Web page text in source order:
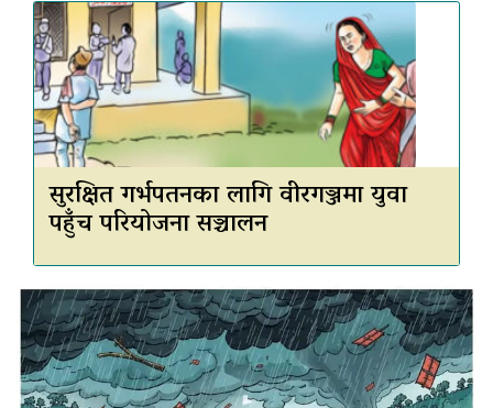
सुरक्षित गर्भपतनका लागि वीरगञ्जमा युवा
पहुँच परियोजना सञ्चालन